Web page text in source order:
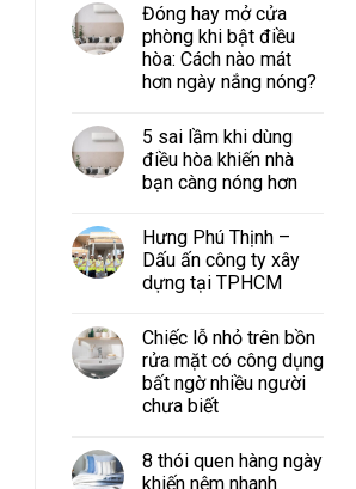
Đóng hay mở cửa
phòng khi bật điều
hòa: Cách nào mát
hơn ngày nắng nóng?
5 sai lầm khi dùng
điều hòa khiến nhà
bạn càng nóng hơn
Hưng Phú Thịnh –
Dấu ấn công ty xây
dựng tại TPHCM
Chiếc lỗ nhỏ trên bồn
rửa mặt có công dụng
bất ngờ nhiều người
chưa biết
8 thói quen hàng ngày
khiến nệm nhanh